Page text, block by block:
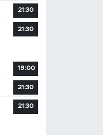
21:30
21:30
19:00
21:30
21:30